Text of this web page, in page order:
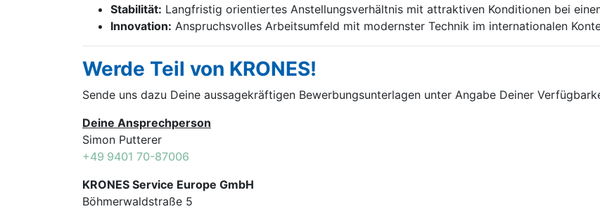
Stabilität: Langfristig orientiertes Anstellungsverhältnis mit attraktiven Konditionen bei
Innovation: Anspruchsvolles Arbeitsumfeld mit modernster Technik im internationalen
Werde Teil von KRONES!
Sende uns dazu Deine aussage­kräftigen Bewerbungsunterlagen unter Angabe Deiner
Deine Ansprechperson
Simon Putterer
+49 9401 70-87006
KRONES Service Europe GmbH
Böhmerwaldstraße 5